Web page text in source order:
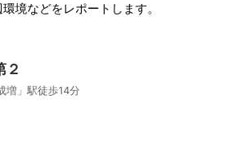
境などをレポートします。
２
増」駅徒歩14分